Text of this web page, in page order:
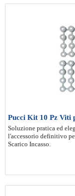
Pucci Kit 10 Pz Viti
Soluzione pratica ed
l'accessorio definitivo
Scarico Incasso.